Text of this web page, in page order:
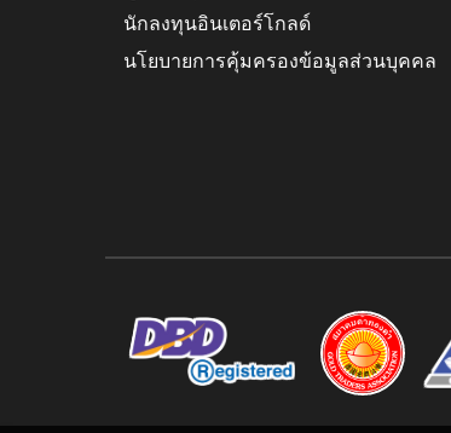
นักลงทุนอินเตอร์โกลด์
นโยบายการคุ้มครองข้อมูลส่วนบุคคล